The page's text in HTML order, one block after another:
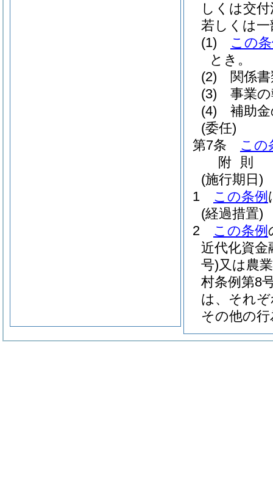
しくは交
若しくは
(1)
この
とき。
(2)
関係
(3)
事業
(4)
補助
(委任)
第7条
この
附 則
(施行期日)
1
この条例
(経過措置)
2
この条例
近代化資金
号)又は農
村条例第8
は、それ
その他の